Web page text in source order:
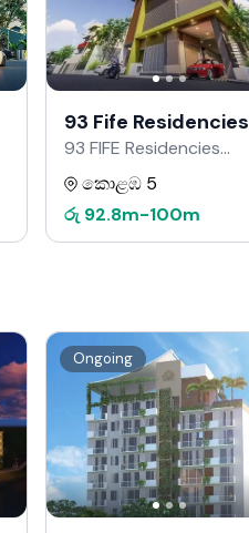
93 Fife Residencies
93 FIFE Residencies
Developers වෙතින්
කොළඹ 5
රු 92.8m-100m
Ongoing